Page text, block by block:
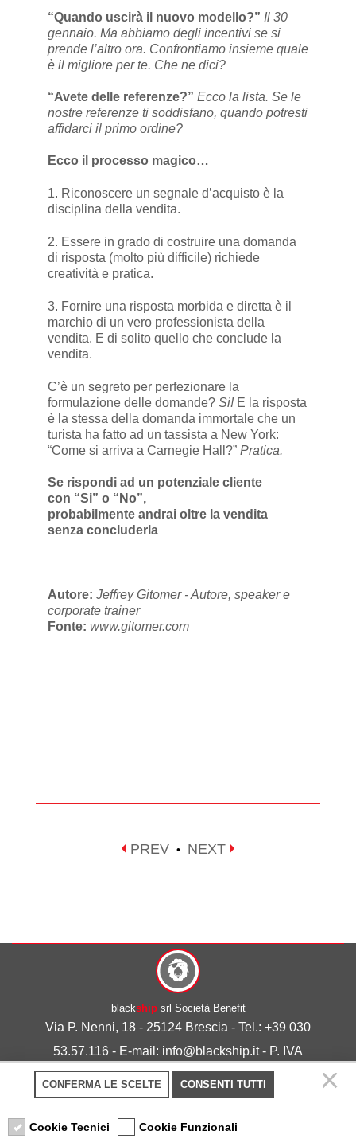
“Quando uscirà il nuovo modello?” Il 30
gennaio. Ma abbiamo degli incentivi se si
prende l’altro ora. Confrontiamo insieme quale
è il migliore per te. Che ne dici?
“Avete delle referenze?” Ecco la lista. Se le
nostre referenze ti soddisfano, quando potresti
affidarci il primo ordine?
Ecco il processo magico…
1. Riconoscere un segnale d’acquisto è la
disciplina della vendita.
2. Essere in grado di costruire una domanda
di risposta (molto più difficile) richiede
creatività e pratica.
3. Fornire una risposta morbida e diretta è il
marchio di un vero professionista della
vendita. E di solito quello che conclude la
vendita.
C’è un segreto per perfezionare la
formulazione delle domande?Si!E la risposta
è la stessa della domanda immortale che un
turista ha fatto ad un tassista a New York:
“Come si arriva a Carnegie Hall?” Pratica.
Se rispondi ad un potenziale cliente
con “Si” o “No”,
probabilmente andrai oltre la vendita
senza concluderla
Autore: Jeffrey Gitomer - Autore, speaker e
corporate trainer
Fonte: www.gitomer.com
PREV • NEXT
blackshipsrl Società Benefit
Via P. Nenni, 18 - 25124 Brescia - Tel.: +39 030
53.57.116 - E-mail: info@blackship.it - P. IVA
03492980986
Privacy policy-Cookie policy
CONFERMA LE SCELTE CONSENTI TUTTI
Cookie Tecnici Cookie Funzionali